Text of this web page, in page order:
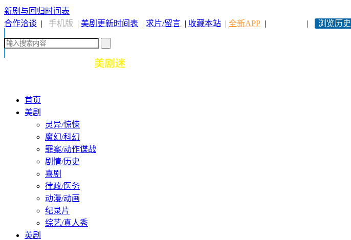
新剧与回归时间表
合作洽谈 | 手机版 | 美剧更新时间表 | 求片/留言 | 收藏本站 | 全新APP | | 浏览历史
首页
美剧
灵异/惊悚
魔幻/科幻
罪案/动作谍战
剧情/历史
喜剧
律政/医务
动漫/动画
纪录片
综艺/真人秀
英剧